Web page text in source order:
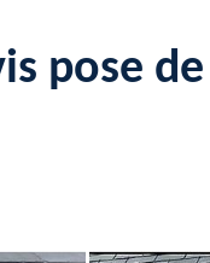
pose